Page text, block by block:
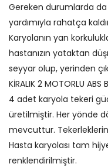
Gereken durumlarda da
yardımıyla rahatça
Karyolanın yan
hastanızın yataktan
seyyar olup, yerinden
KİRALIK 2 MOTORLU ABS
4 adet karyola tekeri
üretilmiştir. Her yönde
mevcuttur. Tekerleklerin
Hasta karyolası tam
renklendirilmiştir.